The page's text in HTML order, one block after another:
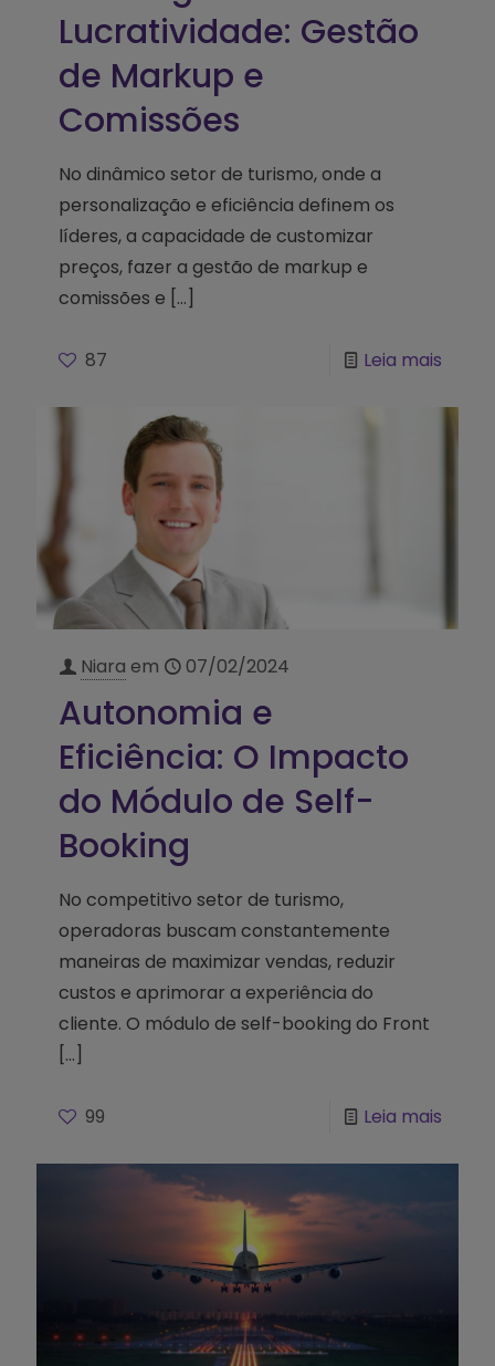
Lucratividade: Gestão
de Markup e
Comissões
No dinâmico setor de turismo, onde a
personalização e eficiência definem os
líderes, a capacidade de customizar
preços, fazer a gestão de markup e
comissões e […]
87 Leia mais
Niara em 07/02/2024
Autonomia e
Eficiência: O Impacto
do Módulo de Self-
Booking
No competitivo setor de turismo,
operadoras buscam constantemente
maneiras de maximizar vendas, reduzir
custos e aprimorar a experiência do
cliente. O módulo de self-booking do Front
[…]
99 Leia mais